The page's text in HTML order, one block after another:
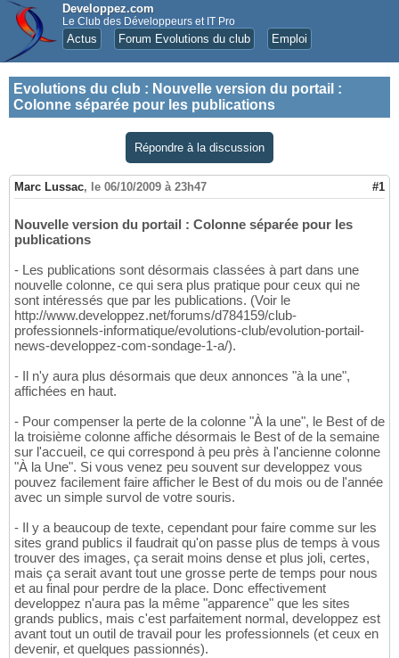
Developpez.com
Le Club des Développeurs et IT Pro
Actus Forum Evolutions du club Emploi
Evolutions du club : Nouvelle version du portail :
Colonne séparée pour les publications
Répondre à la discussion
Marc Lussac, le 06/10/2009 à 23h47 #1
Nouvelle version du portail : Colonne séparée pour les
publications
- Les publications sont désormais classées à part dans une
nouvelle colonne, ce qui sera plus pratique pour ceux qui ne
sont intéressés que par les publications. (Voir le
http://www.developpez.net/forums/d784159/club-
professionnels-informatique/evolutions-club/evolution-portail-
news-developpez-com-sondage-1-a/).
- Il n'y aura plus désormais que deux annonces "à la une",
affichées en haut.
- Pour compenser la perte de la colonne "À la une", le Best of de
la troisième colonne affiche désormais le Best of de la semaine
sur l'accueil, ce qui correspond à peu près à l'ancienne colonne
"À la Une". Si vous venez peu souvent sur developpez vous
pouvez facilement faire afficher le Best of du mois ou de l'année
avec un simple survol de votre souris.
- Il y a beaucoup de texte, cependant pour faire comme sur les
sites grand publics il faudrait qu'on passe plus de temps à vous
trouver des images, ça serait moins dense et plus joli, certes,
mais ça serait avant tout une grosse perte de temps pour nous
et au final pour perdre de la place. Donc effectivement
developpez n'aura pas la même "apparence" que les sites
grands publics, mais c'est parfaitement normal, developpez est
avant tout un outil de travail pour les professionnels (et ceux en
devenir, et quelques passionnés).